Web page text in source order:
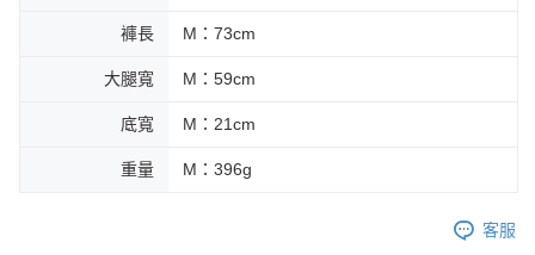
褲長 M：73cm
大腿寬 M：59cm
底寬 M：21cm
重量 M：396g
客服